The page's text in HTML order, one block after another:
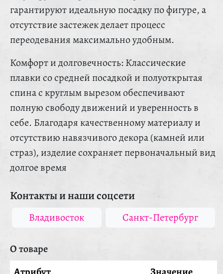
гарантируют идеальную посадку по фигуре, а
отсутствие застежек делает процесс
переодевания максимально удобным.
Комфорт и долговечность: Классические
плавки со средней посадкой и полуоткрытая
спина с круглым вырезом обеспечивают
полную свободу движений и уверенность в
себе. Благодаря качественному материалу и
отсутствию навязчивого декора (камней или
страз), изделие сохраняет первоначальный вид
долгое время
Контакты и наши соцсети
Владивосток Санкт-Петербург
О товаре